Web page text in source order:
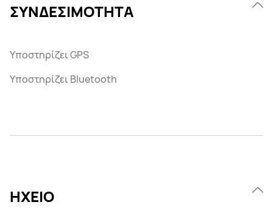
ΣΥΝΔΕΣΙΜΟΤΗΤΑ
Υποστηρίζει GPS
Υποστηρίζει Bluetooth
ΗΧΕΙΟ